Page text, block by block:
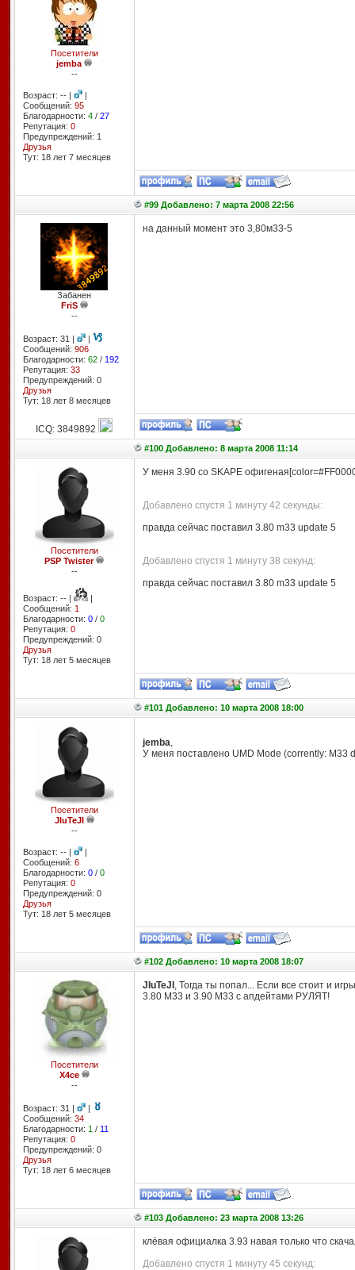
Посетители
jemba
--
Возраст: -- |
|
Сообщений: 95
Благодарности: 4/ 27
Репутация: 0
Предупреждений: 1
Друзья
Тут: 18 лет 7 месяцев
#99 Добавлено: 7 марта 2008 22:56
Забанен
FriS
--
Возраст: 31 |
|
Сообщений: 906
Благодарности: 62/ 192
Репутация: 33
Предупреждений: 0
Друзья
Тут: 18 лет 8 месяцев
на данный момент это 3,80м33-5
ICQ: 3849892
#100 Добавлено: 8 марта 2008 11:14
Посетители
PSP Twister
--
Возраст: -- |
|
Сообщений: 1
Благодарности: 0/ 0
Репутация: 0
Предупреждений: 0
Друзья
Тут: 18 лет 5 месяцев
У меня 3.90 со SKAPE
Добавлено спустя 1 минуту 42 секунды:
правда сейчас поставил 3.80 m33 update 5
Добавлено спустя 1 минуту 38 секунд:
правда сейчас поставил 3.80 m33 update 5
#101 Добавлено: 10 марта 2008 18:00
Посетители
JIuTeJI
--
Возраст: -- |
|
Сообщений: 6
Благодарности: 0/ 0
Репутация: 0
Предупреждений: 0
Друзья
Тут: 18 лет 5 месяцев
jemba,
У меня поставлено UMD Mode (corrently: M33
#102 Добавлено: 10 марта 2008 18:07
Посетители
X4ce
--
Возраст: 31 |
|
Сообщений: 34
Благодарности: 1 / 11
Репутация: 0
Предупреждений: 0
Друзья
Тут: 18 лет 6 месяцев
JIuTeJI , Тогда ты попал... Если все стоит и
3.80 М33 и 3.90 М33 с апдейтами РУЛЯТ!
#103 Добавлено: 23 марта 2008 13:26
клёвая официалка 3.93 навая только что
Добавлено спустя 1 минуту 45 секунд: